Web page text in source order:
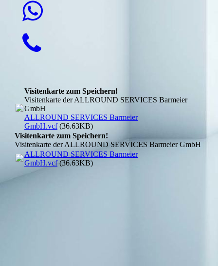
Visitenkarte zum Speichern!
Visitenkarte der ALLROUND SERVICES Barmeier
GmbH
ALLROUND SERVICES Barmeier
GmbH.vcf(36.63KB)
Visitenkarte zum Speichern!
Visitenkarte der ALLROUND SERVICES Barmeier GmbH
ALLROUND SERVICES Barmeier
GmbH.vcf(36.63KB)